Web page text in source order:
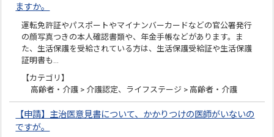
ますか。
運転免許証やパスポートやマイナンバーカードなどの官公署発行
の顔写真つきの本人確認書類や、年金手帳などがあります。ま
た、生活保護を受給されている方は、生活保護受給証や生活保護
証明書も…
【カテゴリ】
高齢者・介護 > 介護認定、ライフステージ > 高齢者・介護
【申請】主治医意見書について、かかりつけの医師がいないの
ですが。